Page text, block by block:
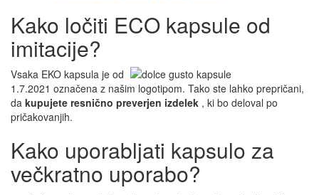
Kako ločiti ECO kapsule od
imitacije?
Vsaka EKO kapsula je od
1.7.2021 označena z našim logotipom. Tako ste lahko prepričani,
da kupujete resnično preverjen izdelek , ki bo deloval po
pričakovanjih.
Kako uporabljati kapsulo za
večkratno uporabo?